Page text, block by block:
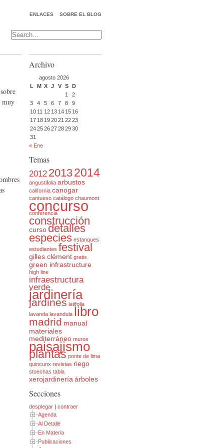
SOBRE EL BLOG
ENLACES
muy
Archivo
agosto 2026
L
M X J V S D
1
2
3
4 5 6 7 8
9
10 11 12 13 14 15 16
17 18 192021 2223
24252627282930
31
« Ene
Temas
2012 20132014
angustifolia arbustos
california canogar
cantueso catálogo chaumont
concurso
conferencia
construcción
cursodetalles
especies estanques
estudiantes festival
gilles clément gratis
green infrastructure
high line
infraestructura
verde
jardinería
jardines latifolia
lavanda lavandula libro
madrid manual
materiales
mediterráneo muros
paisajismo
plantas ponte de lima
quincunx revistas riego
stoechas tabla
xerojardinería árboles
Secciones
desplegar | contraer
Agenda
Al Detalle
En Materia
Publicaciones